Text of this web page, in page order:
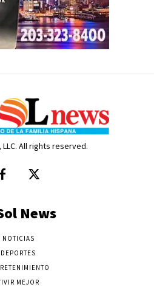
All rights reserved.
News
NOTICIAS
DEPORTES
MEJOR